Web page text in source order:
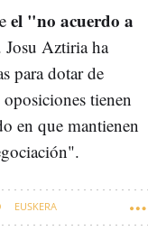
el "no acuerdo a
Josu Aztiria ha
para dotar de
tienen
en que mantienen
EUSKERA